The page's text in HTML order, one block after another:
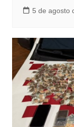
5 de agosto